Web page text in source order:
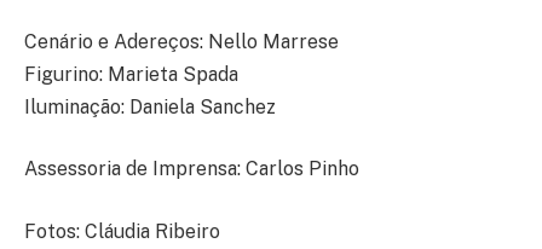
Cenário e Adereços: Nello Marrese
Figurino: Marieta Spada
Iluminação: Daniela Sanchez
Assessoria de Imprensa: Carlos Pinho
Fotos: Cláudia Ribeiro